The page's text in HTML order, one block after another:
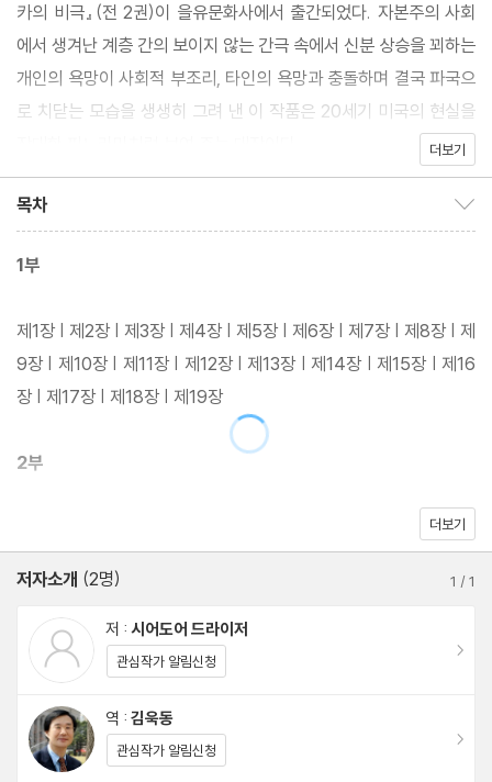
카의 비극』(전 2권)이 을유문화사에서 출간되었다. 자본주의 사회
에서 생겨난 계층 간의 보이지 않는 간극 속에서 신분 상승을 꾀하는
개인의 욕망이 사회적 부조리, 타인의 욕망과 충돌하며 결국 파국으
로 치닫는 모습을 생생히 그려 낸 이 작품은 20세기 미국의 현실을
더보기
목차
1부
제1장 | 제2장 | 제3장 | 제4장 | 제5장 | 제6장 | 제7장 | 제8장 | 제
9장 | 제10장 | 제11장 | 제12장 | 제13장 | 제14장 | 제15장 | 제16
장 | 제17장 | 제18장 | 제19장
2부
제1장 | 제2장 | 제3장 | 제4장 | 제5장 | 제6장 | 제7장 | 제8장 | 제
장 | 제17장 | 제18장 | 제19장 | 제20장 | 제21장 | 제22장 | 제23
장 | 제24장 | 제25장 | 제26장 | 제27장 | 제28장 | 제29장 | 제3
0장 | 제31장 | 제32장 | 제33장 | 제34장 | 제35장 | 제36장 | 제3
주
더보기
저자소개 (2명) 1 /1
저 : 시어도어 드라이저
관심작가 알림신청
역 : 김욱동
관심작가 알림신청